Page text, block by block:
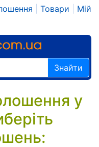
Товари
Мій
Знайти
у